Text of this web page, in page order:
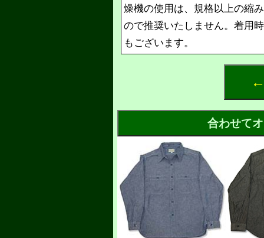
燥機の使用は、規格以上の縮
ので推奨いたしません。着用
もございます。
合わせて